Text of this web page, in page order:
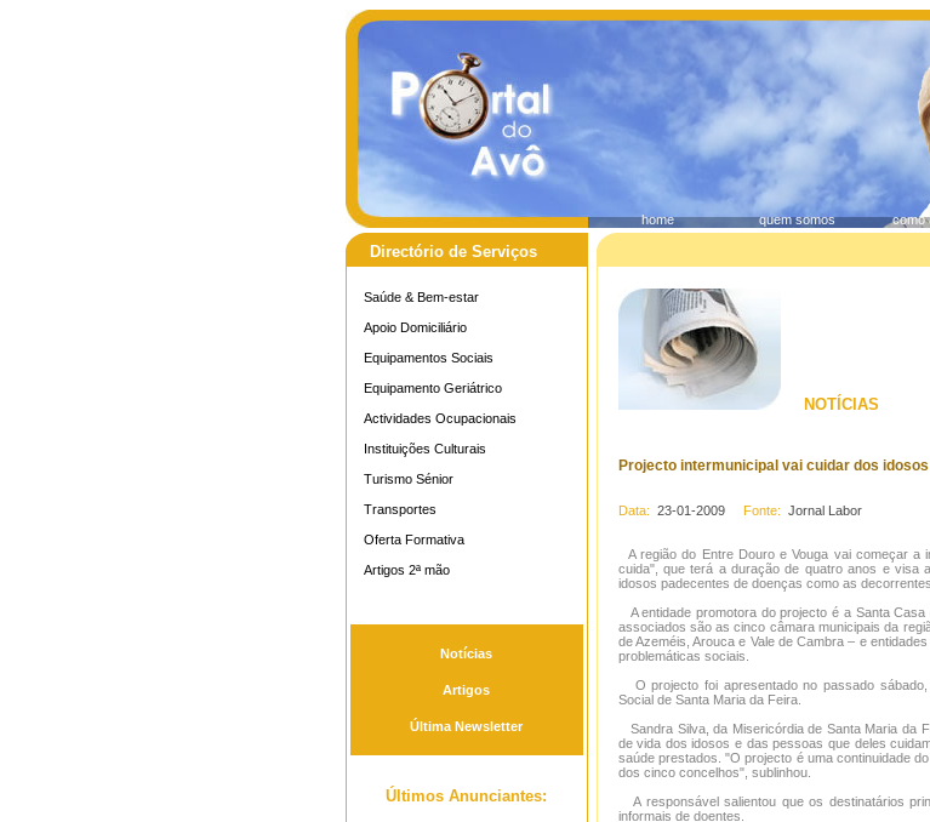
home quem somos como
Directório de Serviços
Saúde & Bem-estar
Apoio Domiciliário
Equipamentos Sociais
Equipamento Geriátrico
Actividades Ocupacionais
Instituições Culturais
Turismo Sénior
Transportes
Oferta Formativa
Artigos 2ª mão
Notícias
Artigos
Última Newsletter
Últimos Anunciantes:
NOTÍCIAS
Projecto intermunicipal vai cuidar dos
Data: 23-01-2009Fonte: Jornal Labor
A região do Entre Douro e Vouga vai começar a
cuida", que terá a duração de quatro anos e visa
idosos padecentes de doenças como as
A entidade promotora do projecto é a Santa
associados são as cinco câmara municipais da
de Azeméis, Arouca e Vale de Cambra – e
problemáticas sociais.
O projecto foi apresentado no passado
Social de Santa Maria da Feira.
Sandra Silva, da Misericórdia de Santa Maria da
de vida dos idosos e das pessoas que deles
saúde prestados. "O projecto é uma continuidade
dos cinco concelhos", sublinhou.
A responsável salientou que os destinatários
informais de doentes.